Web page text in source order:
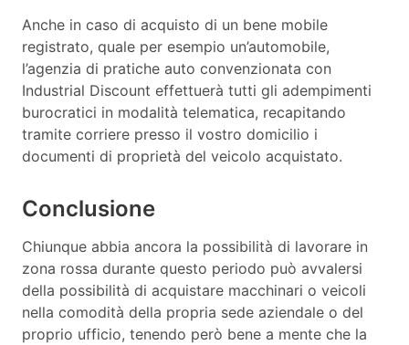
Anche in caso di acquisto di un bene mobile
registrato, quale per esempio un’automobile,
l’agenzia di pratiche auto convenzionata con
Industrial Discount effettuerà tutti gli adempimenti
burocratici in modalità telematica, recapitando
tramite corriere presso il vostro domicilio i
documenti di proprietà del veicolo acquistato.
Conclusione
Chiunque abbia ancora la possibilità di lavorare in
zona rossa durante questo periodo può avvalersi
della possibilità di acquistare macchinari o veicoli
nella comodità della propria sede aziendale o del
proprio ufficio, tenendo però bene a mente che la